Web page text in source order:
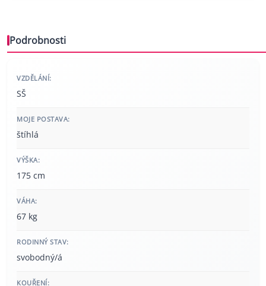
Podrobnosti
VZDĚLÁNÍ:
SŠ
MOJE POSTAVA:
štíhlá
VÝŠKA:
175 cm
VÁHA:
67 kg
RODINNÝ STAV:
svobodný/á
KOUŘENÍ: